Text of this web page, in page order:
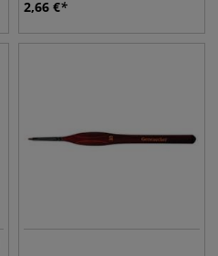
2,66 €